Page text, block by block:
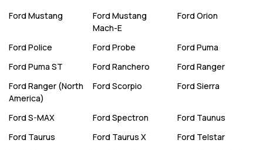
Ford Mustang Ford Mustang
Mach-E
Ford Orion
Ford Police Ford Probe Ford Puma
Ford Puma ST Ford Ranchero Ford Ranger
Ford Ranger (North
America)
Ford Scorpio Ford Sierra
Ford S-MAX Ford Spectron Ford Taunus
Ford Taurus Ford Taurus X Ford Telstar